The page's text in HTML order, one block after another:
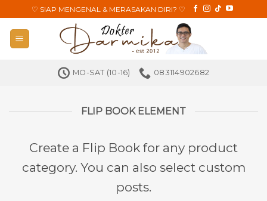
to
content
♡ SIAP MENGENAL & MERASAKAN DIRI? ♡
MO-SAT (10-16) 083114902682
FLIP BOOK ELEMENT
Create a Flip Book for any product
category. You can also select custom
posts.